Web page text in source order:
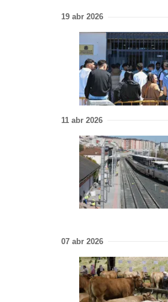
19 abr 2026
11 abr 2026
07 abr 2026